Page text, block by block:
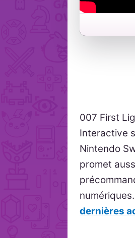
007 First
Interactive
Nintendo
promet
dernières